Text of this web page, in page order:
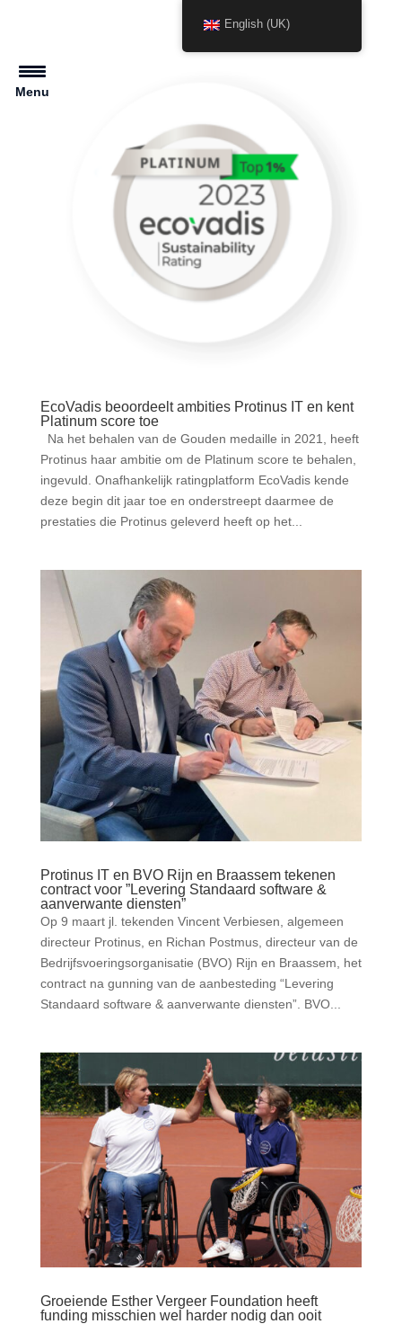
EcoVadis beoordeelt ambities Protinus IT en kent
Platinum score toe
Na het behalen van de Gouden medaille in 2021, heeft
Protinus haar ambitie om de Platinum score te behalen,
ingevuld. Onafhankelijk ratingplatform EcoVadis kende
deze begin dit jaar toe en onderstreept daarmee de
prestaties die Protinus geleverd heeft op het...
Protinus IT en BVO Rijn en Braassem tekenen
contract voor ”Levering Standaard software &
aanverwante diensten”
Op 9 maart jl. tekenden Vincent Verbiesen, algemeen
directeur Protinus, en Richan Postmus, directeur van de
Bedrijfsvoeringsorganisatie (BVO) Rijn en Braassem, het
contract na gunning van de aanbesteding “Levering
Standaard software & aanverwante diensten”. BVO...
Groeiende Esther Vergeer Foundation heeft
funding misschien wel harder nodig dan ooit
English (UK)
Menu